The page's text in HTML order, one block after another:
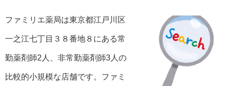
ファミリエ薬局は東京都江戸川区
一之江七丁目３８番地８にある常
勤薬剤師2人、非常勤薬剤師3人の
比較的小規模な店舗です。ファミ